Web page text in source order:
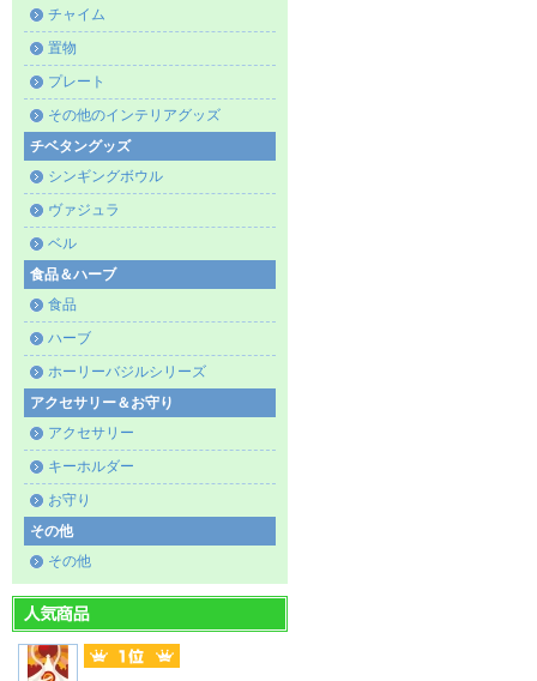
チャイム
置物
プレート
その他のインテリアグッズ
チベタングッズ
シンギングボウル
ヴァジュラ
ベル
食品＆ハーブ
食品
ハーブ
ホーリーバジルシリーズ
アクセサリー＆お守り
アクセサリー
キーホルダー
お守り
その他
その他